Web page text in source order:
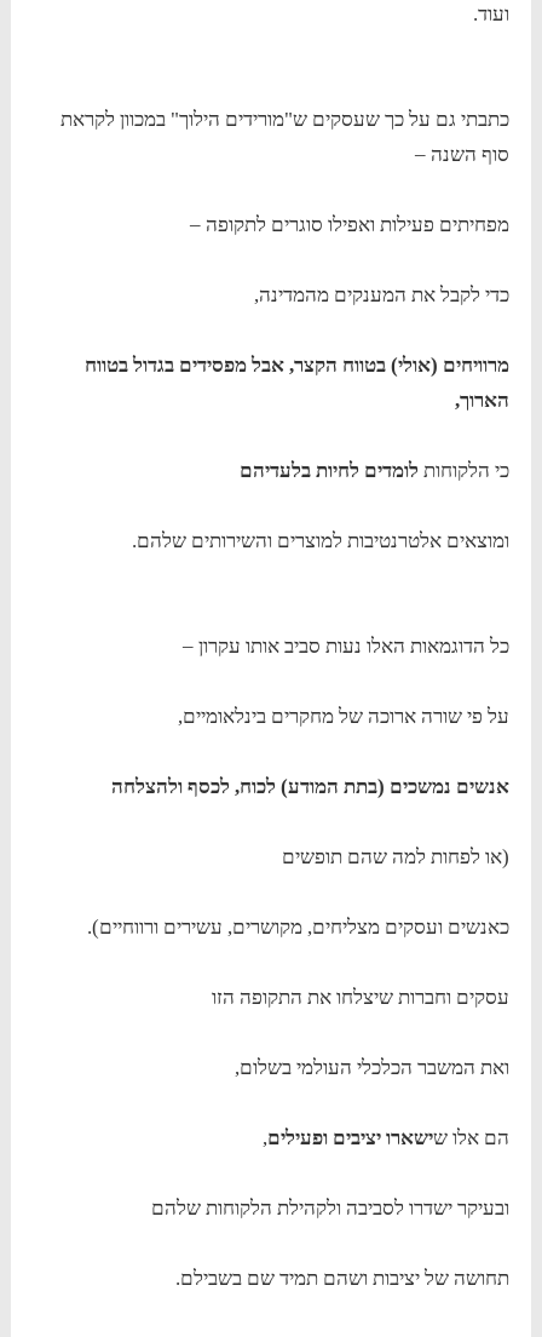
ועוד.
כתבתי גם על כך שעסקים ש"מורידים הילוך" במכוון לקראת
סוף השנה –
מפחיתים פעילות ואפילו סוגרים לתקופה –
כדי לקבל את המענקים מהמדינה,
מרוויחים (אולי) בטווח הקצר, אבל מפסידים בגדול בטווח
הארוך,
כי הלקוחות לומדים לחיות בלעדיהם
ומוצאים אלטרנטיבות למוצרים והשירותים שלהם.
כל הדוגמאות האלו נעות סביב אותו עקרון –
על פי שורה ארוכה של מחקרים בינלאומיים,
אנשים נמשכים (בתת המודע) לכוח, לכסף ולהצלחה
(או לפחות למה שהם תופשים
כאנשים ועסקים מצליחים, מקושרים, עשירים ורווחיים).
עסקים וחברות שיצלחו את התקופה הזו
ואת המשבר הכלכלי העולמי בשלום,
הם אלו שישארו יציבים ופעילים,
ובעיקר ישדרו לסביבה ולקהילת הלקוחות שלהם
תחושה של יציבות ושהם תמיד שם בשבילם.